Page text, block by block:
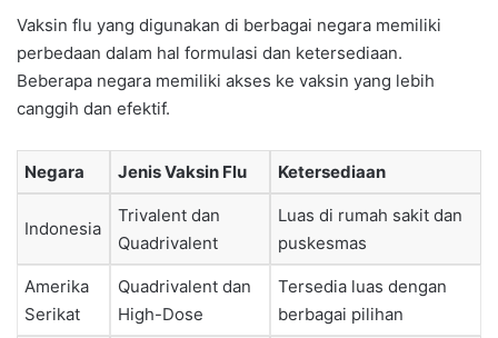
Vaksin flu yang digunakan di berbagai negara memiliki
perbedaan dalam hal formulasi dan ketersediaan.
Beberapa negara memiliki akses ke vaksin yang lebih
canggih dan efektif.
Negara Jenis Vaksin Flu Ketersediaan
Indonesia
Trivalent dan
Quadrivalent
Luas di rumah sakit dan
puskesmas
Amerika
Serikat
Quadrivalent dan
High-Dose
Tersedia luas dengan
berbagai pilihan